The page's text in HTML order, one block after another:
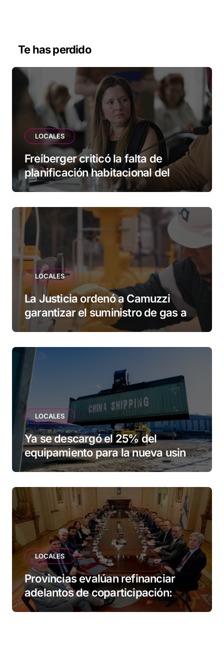
Te has perdido
LOCALES
Freiberger criticó la falta de
planificación habitacional del
Municipio: “Vuoto deja afuera a
esperando”
LOCALES
La Justicia ordenó a Camuzzi
garantizar el suministro de gas a
una familia de Tolhuin
LOCALES
Ya se descargó el 25% del
equipamiento para la nueva usina
de Ushuaia
LOCALES
Provincias evalúan refinanciar
adelantos de coparticipación:
Tierra del Fuego, entre las